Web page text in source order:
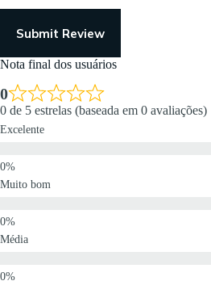
Submit Review
Nota final dos usuários
0
0 de 5 estrelas (baseada em 0 avaliações)
Excelente
Muito bom
Média